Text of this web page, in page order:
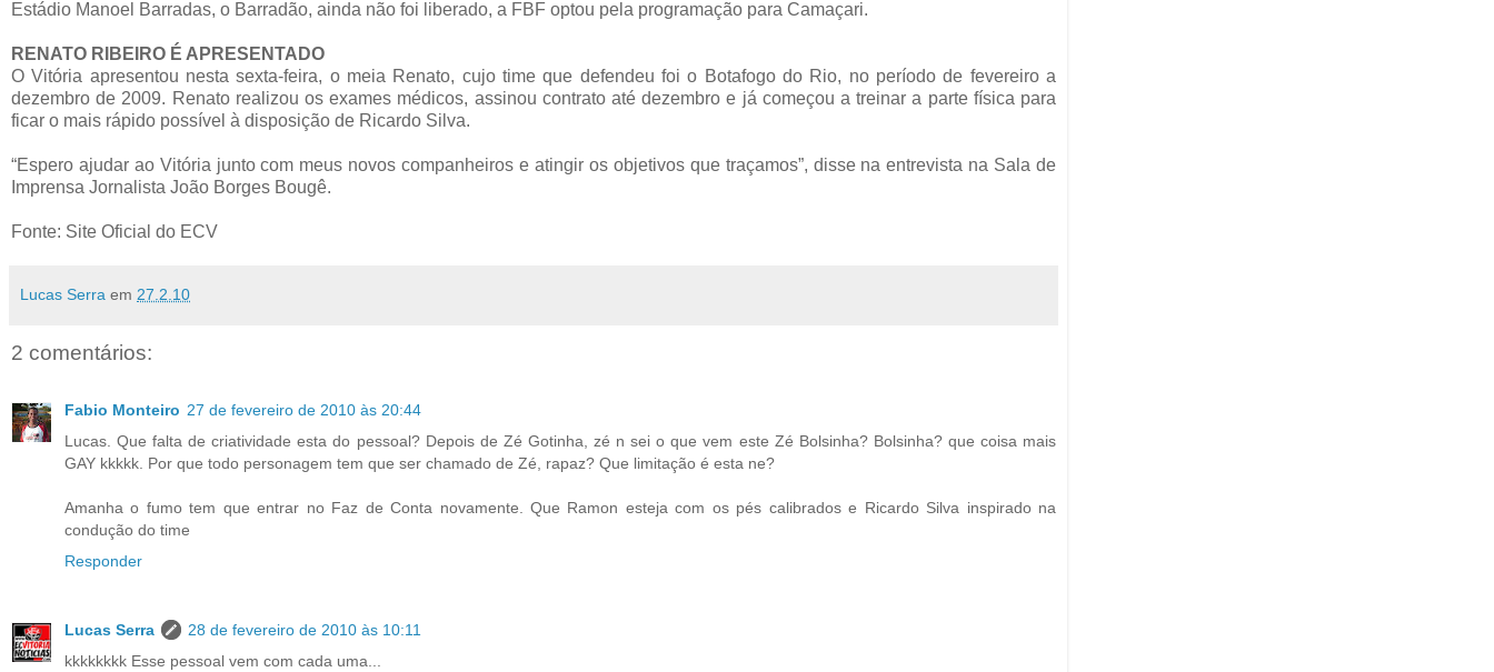
Estádio Manoel Barradas, o Barradão, ainda não foi liberado, a FBF optou pela programação para Camaçari.
RENATO RIBEIRO É APRESENTADO
O Vitória apresentou nesta sexta-feira, o meia Renato, cujo time que defendeu foi o Botafogo do Rio, no período de fevereiro a
dezembro de 2009. Renato realizou os exames médicos, assinou contrato até dezembro e já começou a treinar a parte física para
ficar o mais rápido possível à disposição de Ricardo Silva.
“Espero ajudar ao Vitória junto com meus novos companheiros e atingir os objetivos que traçamos”, disse na entrevista na Sala de
Imprensa Jornalista João Borges Bougê.
Fonte: Site Oficial do ECV
Lucas Serra em 27.2.10
2 comentários:
Fabio Monteiro 27 de fevereiro de 2010 às 20:44
Lucas. Que falta de criatividade esta do pessoal? Depois de Zé Gotinha, zé n sei o que vem este Zé Bolsinha? Bolsinha? que coisa mais
GAY kkkkk. Por que todo personagem tem que ser chamado de Zé, rapaz? Que limitação é esta ne?
Amanha o fumo tem que entrar no Faz de Conta novamente. Que Ramon esteja com os pés calibrados e Ricardo Silva inspirado na
condução do time
Responder
Lucas Serra
28 de fevereiro de 2010 às 10:11
kkkkkkkk Esse pessoal vem com cada uma...